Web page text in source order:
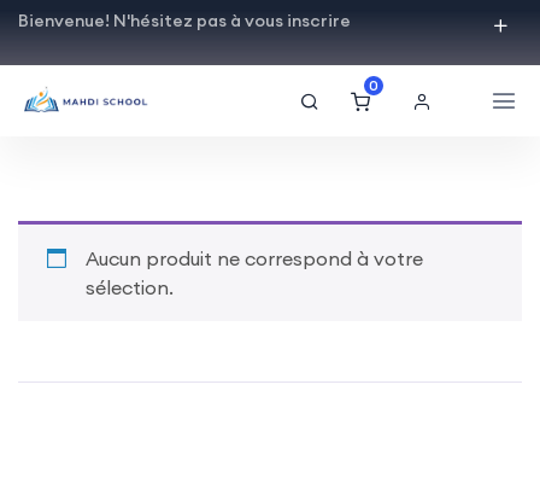
Bienvenue! N'hésitez pas à vous inscrire
0
Aucun produit ne correspond à votre
sélection.